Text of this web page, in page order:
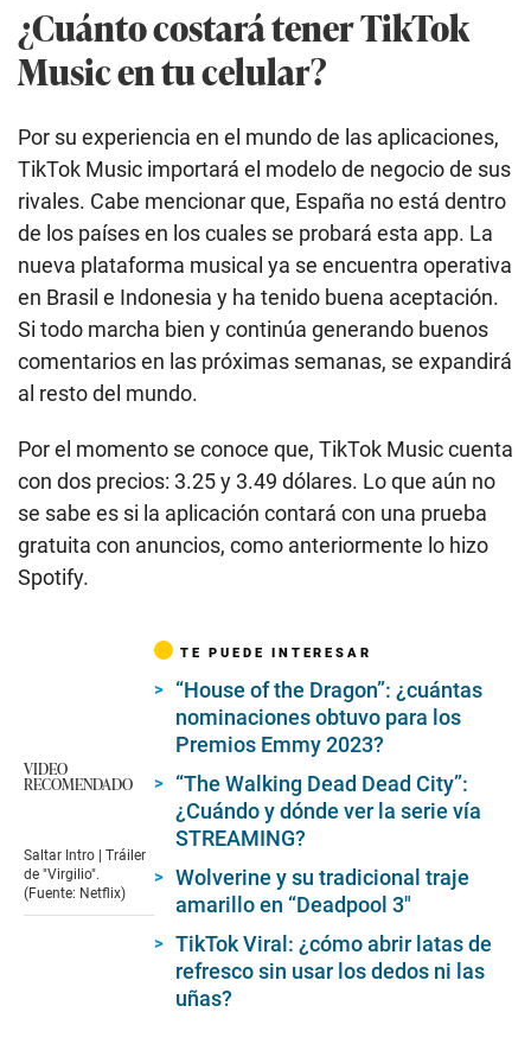
¿Cuánto costará tener TikTok
Music en tu celular?
Por su experiencia en el mundo de las aplicaciones,
TikTok Music importará el modelo de negocio de sus
rivales. Cabe mencionar que, España no está dentro
de los países en los cuales se probará esta app. La
nueva plataforma musical ya se encuentra operativa
en Brasil e Indonesia y ha tenido buena aceptación.
Si todo marcha bien y continúa generando buenos
comentarios en las próximas semanas, se expandirá
al resto del mundo.
Por el momento se conoce que, TikTok Music cuenta
con dos precios: 3.25 y 3.49 dólares. Lo que aún no
se sabe es si la aplicación contará con una prueba
gratuita con anuncios, como anteriormente lo hizo
Spotify.
VIDEO
RECOMENDADO
Saltar Intro | Tráiler
de "Virgilio".
(Fuente: Netflix)
TE PUEDE INTERESAR
“House of the Dragon”: ¿cuántas
nominaciones obtuvo para los
Premios Emmy 2023?
“The Walking Dead Dead City”:
¿Cuándo y dónde ver la serie vía
STREAMING?
Wolverine y su tradicional traje
amarillo en “Deadpool 3″
TikTok Viral: ¿cómo abrir latas de
refresco sin usar los dedos ni las
uñas?